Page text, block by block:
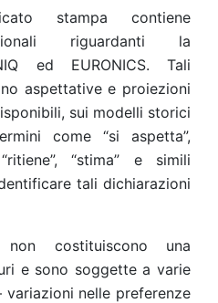
stampa contiene
riguardanti la
ed EURONICS. Tali
aspettative e proiezioni
sui modelli storici
come “si aspetta”,
“stima” e simili
tali dichiarazioni
non costituiscono una
e sono soggette a varie
variazioni nelle preferenze